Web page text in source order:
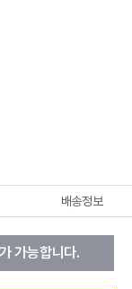
배송정보
가능합니다.